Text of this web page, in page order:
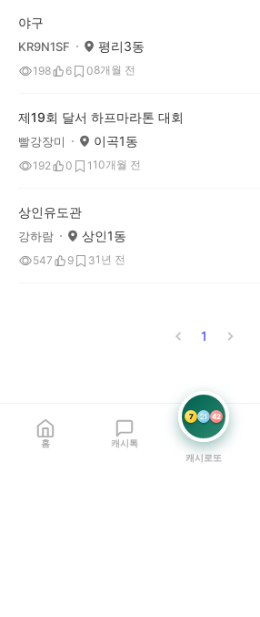
야구
KR9N1SF 평리3동
198 6 08개월 전
제19회 달서 하프마라톤 대회
빨강장미 이곡1동
192 0 1 10개월 전
상인유도관
강하람 상인1동
547 9 31년 전
1
홈 캐시톡
7 21 42
캐시로또